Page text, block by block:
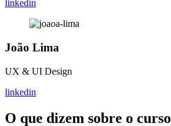
linkedin
João Lima
UX & UI Design
linkedin
O que dizem sobre o curso